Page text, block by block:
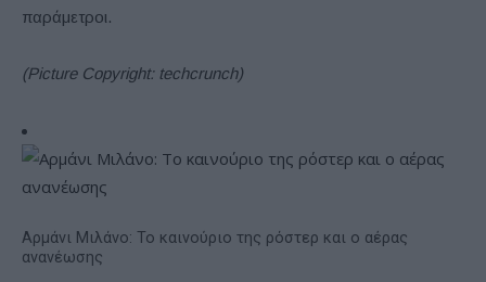
παράμετροι.
(Picture Copyright: techcrunch)
Αρμάνι Μιλάνο: Το καινούριο της ρόστερ και ο αέρας
ανανέωσης